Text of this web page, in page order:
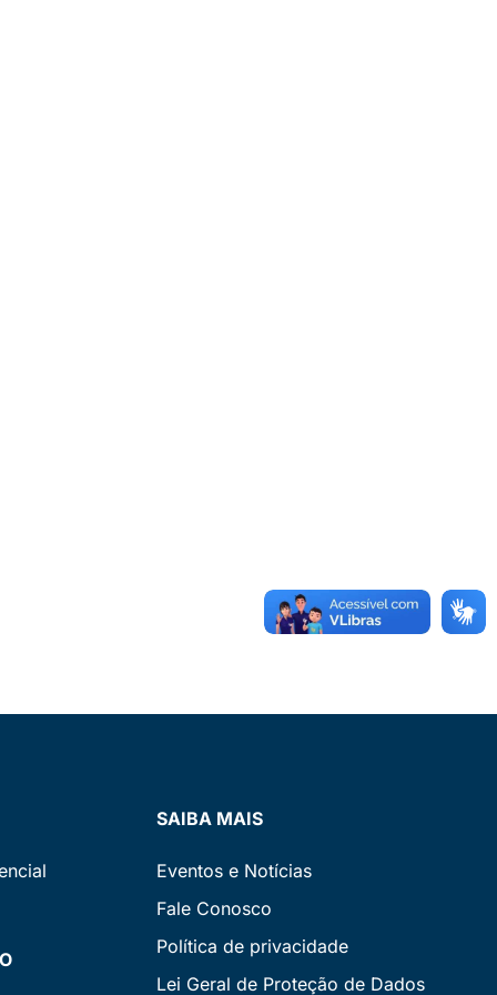
SAIBA MAIS
Eventos e Notícias
Fale Conosco
Política de privacidade
Lei Geral de Proteção de Dados